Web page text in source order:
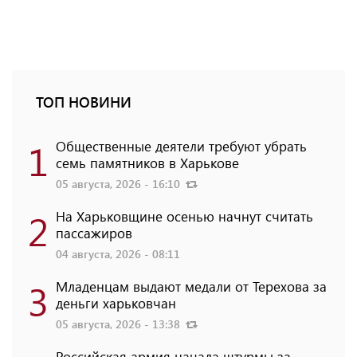
ТОП НОВИНИ
1 Общественные деятели требуют убрать
семь памятников в Харькове
05 августа, 2026 - 16:10
2 На Харьковщине осенью начнут считать
пассажиров
04 августа, 2026 - 08:11
3 Младенцам выдают медали от Терехова за
деньги харьковчан
05 августа, 2026 - 13:38